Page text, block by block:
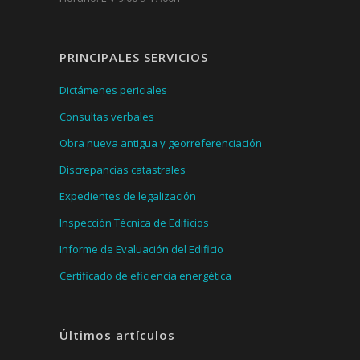
PRINCIPALES SERVICIOS
Dictámenes periciales
Consultas verbales
Obra nueva antigua y georreferenciación
Discrepancias catastrales
Expedientes de legalización
Inspección Técnica de Edificios
Informe de Evaluación del Edificio
Certificado de eficiencia energética
Últimos artículos